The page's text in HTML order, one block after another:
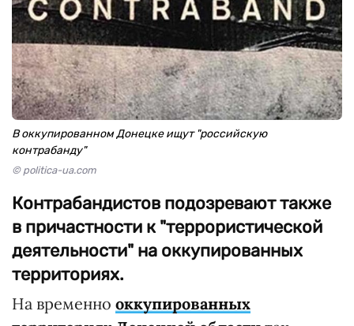
В оккупированном Донецке ищут "российскую
контрабанду"
© politica-ua.com
Контрабандистов подозревают также
в причастности к "террористической
деятельности" на оккупированных
территориях.
На временно оккупированных